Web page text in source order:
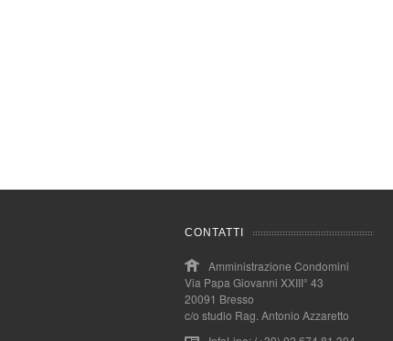
CONTATTI
Amministrazione Condomini
Via Papa Giovanni XXIII° 43
20091 Bresso
c/o studio Rag. Antonio Azzaretto